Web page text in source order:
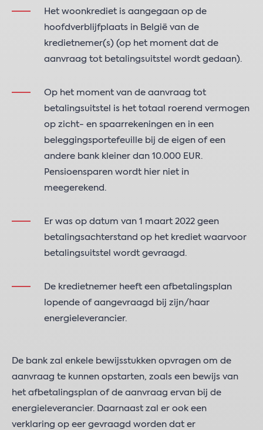
Het woonkrediet is aangegaan op de
hoofdverblijfplaats in België van de
kredietnemer(s) (op het moment dat de
aanvraag tot betalingsuitstel wordt gedaan).
Op het moment van de aanvraag tot
betalingsuitstel is het totaal roerend vermogen
op zicht- en spaarrekeningen en in een
beleggingsportefeuille bij de eigen of een
andere bank kleiner dan 10.000 EUR.
Pensioensparen wordt hier niet in
meegerekend.
Er was op datum van 1 maart 2022 geen
betalingsachterstand op het krediet waarvoor
betalingsuitstel wordt gevraagd.
De kredietnemer heeft een afbetalingsplan
lopende of aangevraagd bij zijn/haar
energieleverancier.
De bank zal enkele bewijsstukken opvragen om de
aanvraag te kunnen opstarten, zoals een bewijs van
het afbetalingsplan of de aanvraag ervan bij de
energieleverancier. Daarnaast zal er ook een
verklaring op eer gevraagd worden dat er